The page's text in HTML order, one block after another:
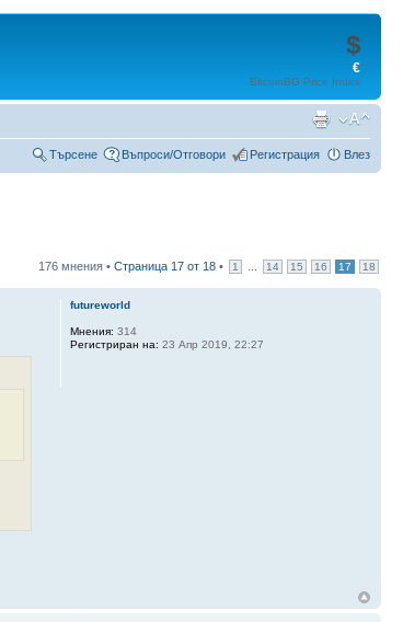
$
€
BitcoinBG Price Index
Търсене Въпроси/Отговори Регистрация Влез
176 мнения • Страница 17 от 18 • 1 14 15 16 17 18
futureworld
Мнения: 314
Регистриран на: 23 Апр 2019, 22:27